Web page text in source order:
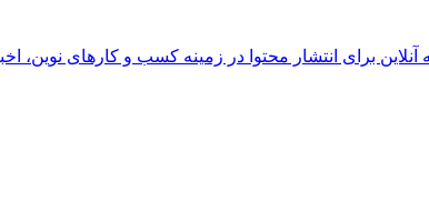
برای انتشار محتوا در زمینه کسب و کارهای نوین،